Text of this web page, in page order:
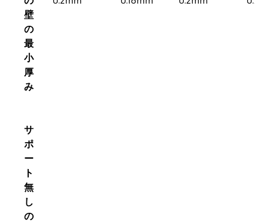
壁
の
最
小
厚
み
サ
ポ
ー
ト
無
し
の